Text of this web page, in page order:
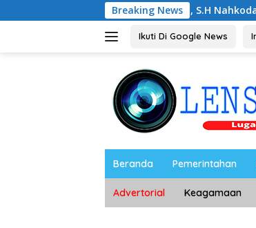
ke
Breaking News
Noorbiyanto, S.H Nahkodai BPC Peradin
Ikuti Di Google News
Beranda Pemerintahan
Advertorial Keagamaan